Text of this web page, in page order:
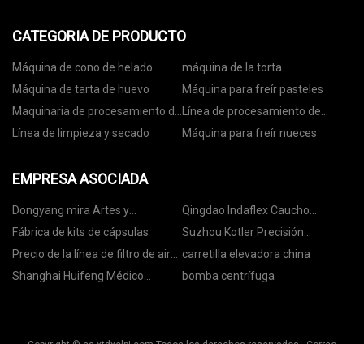
CATEGORIA DE PRODUCTO
Máquina de cono de helado
máquina de la torta
Máquina de tarta de huevo
Máquina para freír pasteles
Maquinaria de procesamiento de
nueces
Línea de procesamiento de
nueces
Línea de limpieza y secado Máquina para freír nueces
EMPRESA ASOCIADA
Dongyang mira Artes y
manualidades compañía,
Limitado
Qingdao Indaflex Caucho
compañía, Limitado
Fábrica de kits de cápsulas
Suzhou Kotler Precisión
Maquinaria Co., Ltd
Precio de la línea de filtro de aire
de cabina
carretilla elevadora china
Shanghai Huifeng Médico
bomba centrífuga